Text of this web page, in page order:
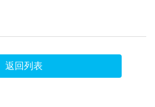
返回列表